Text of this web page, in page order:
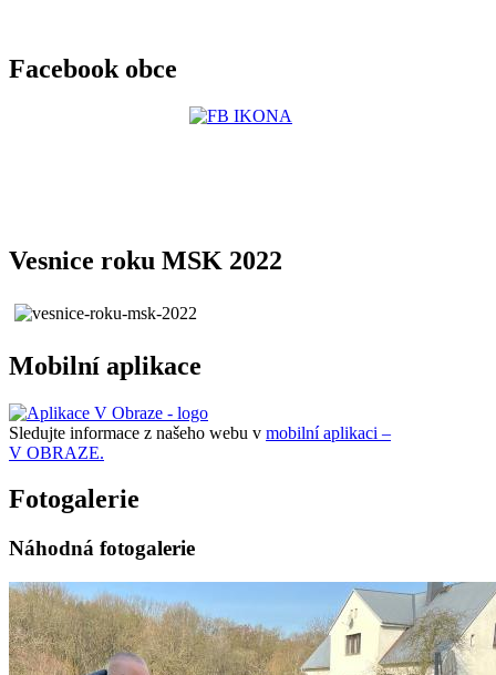
Facebook obce
Vesnice roku MSK 2022
Mobilní aplikace
Sledujte informace z našeho webu v mobilní aplikaci –
V OBRAZE.
Fotogalerie
Náhodná fotogalerie